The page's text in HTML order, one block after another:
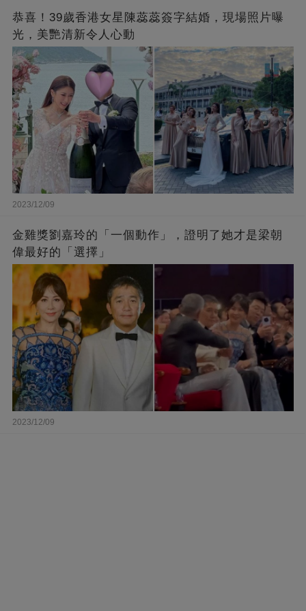
恭喜！39歲香港女星陳蕊蕊簽字結婚，現場照片曝
光，美艷清新令人心動
2023/12/09
金雞獎劉嘉玲的「一個動作」，證明了她才是梁朝
偉最好的「選擇」
2023/12/09